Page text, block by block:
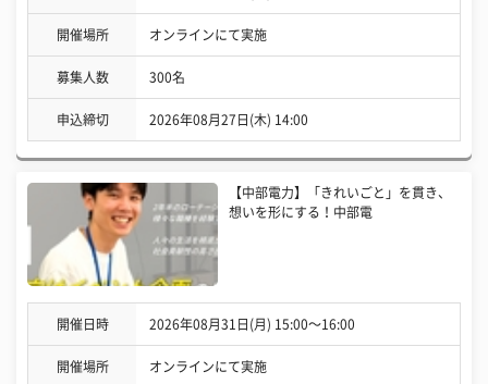
開催場所 オンラインにて実施
募集人数 300名
申込締切 2026年08月27日(木) 14:00
【中部電力】「きれいごと」を貫き、
想いを形にする！中部電
開催日時 2026年08月31日(月) 15:00〜16:00
開催場所 オンラインにて実施